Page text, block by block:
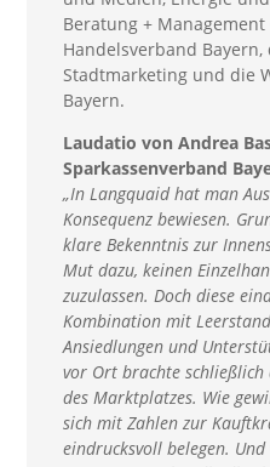
Beratung + Management
Handelsverband
Stadtmarketing und die
Bayern.
Laudatio von Andrea
Sparkassenverband
„In Langquaid hat man
Konsequenz bewiesen.
klare Bekenntnis zur
Mut dazu, keinen
zuzulassen. Doch diese
Kombination mit
Ansiedlungen und
vor Ort brachte schließlich
des Marktplatzes. Wie
sich mit Zahlen zur
eindrucksvoll belegen.